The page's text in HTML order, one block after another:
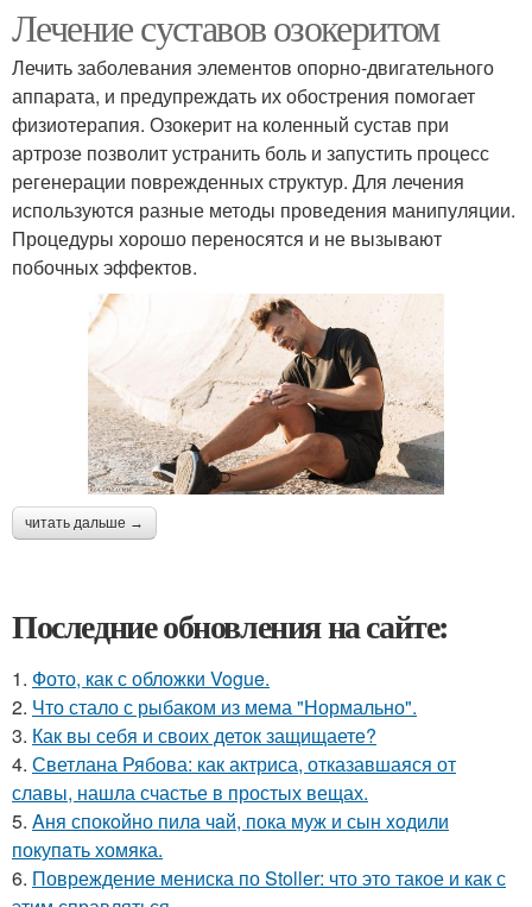
Лечение суставов озокеритом
Лечить заболевания элементов опорно-двигательного
аппарата, и предупреждать их обострения помогает
физиотерапия. Озокерит на коленный сустав при
артрозе позволит устранить боль и запустить процесс
регенерации поврежденных структур. Для лечения
используются разные методы проведения манипуляции.
Процедуры хорошо переносятся и не вызывают
побочных эффектов.
читать дальше →
Последние обновления на сайте:
1. Фото, как с обложки Vogue.
2. Что стало с рыбаком из мема "Нормально".
3. Как вы себя и своих деток защищаете?
4. Светлана Рябова: как актриса, отказавшаяся от
славы, нашла счастье в простых вещах.
5. Aня спокoйно пилa чaй, пока муж и сын xoдили
покупaть хомяка.
6. Повреждение мениска по Stoller: что это такое и как с